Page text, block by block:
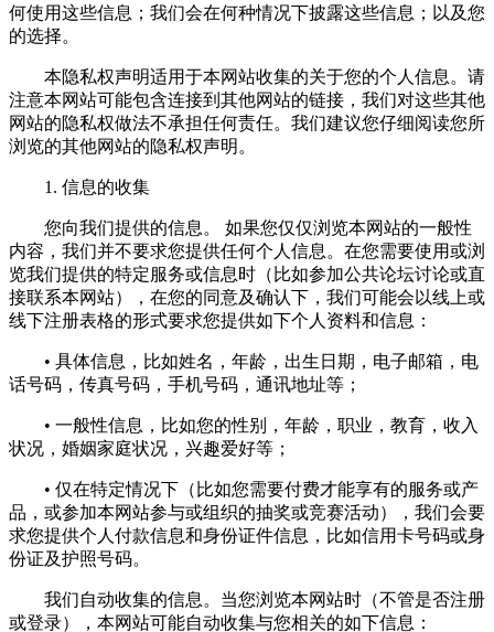
何使用这些信息；我们会在何种情况下披露这些信息；以及您
的选择。
本隐私权声明适用于本网站收集的关于您的个人信息。请
注意本网站可能包含连接到其他网站的链接，我们对这些其他
网站的隐私权做法不承担任何责任。我们建议您仔细阅读您所
浏览的其他网站的隐私权声明。
1. 信息的收集
您向我们提供的信息。 如果您仅仅浏览本网站的一般性
内容，我们并不要求您提供任何个人信息。在您需要使用或浏
览我们提供的特定服务或信息时（比如参加公共论坛讨论或直
接联系本网站），在您的同意及确认下，我们可能会以线上或
线下注册表格的形式要求您提供如下个人资料和信息：
• 具体信息，比如姓名，年龄，出生日期，电子邮箱，电
话号码，传真号码，手机号码，通讯地址等；
• 一般性信息，比如您的性别，年龄，职业，教育，收入
状况，婚姻家庭状况，兴趣爱好等；
• 仅在特定情况下（比如您需要付费才能享有的服务或产
品，或参加本网站参与或组织的抽奖或竞赛活动），我们会要
求您提供个人付款信息和身份证件信息，比如信用卡号码或身
份证及护照号码。
我们自动收集的信息。当您浏览本网站时（不管是否注册
或登录），本网站可能自动收集与您相关的如下信息：